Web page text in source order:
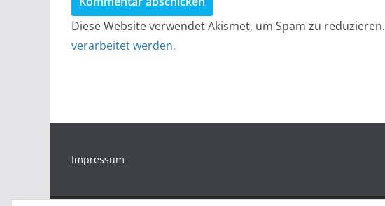
Diese Website verwendet Akismet, um Spam zu reduzieren.
verarbeitet werden.
Impressum